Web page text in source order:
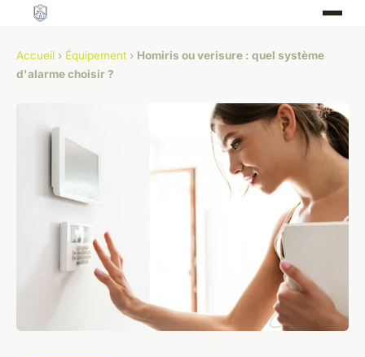
Accueil › Équipement › Homiris ou verisure : quel système
d'alarme choisir ?